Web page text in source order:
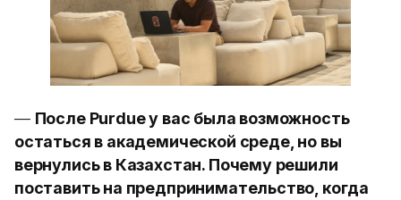
— После Purdue у вас была возможность
остаться в академической среде, но вы
вернулись в Казахстан. Почему решили
поставить на предпринимательство, когда